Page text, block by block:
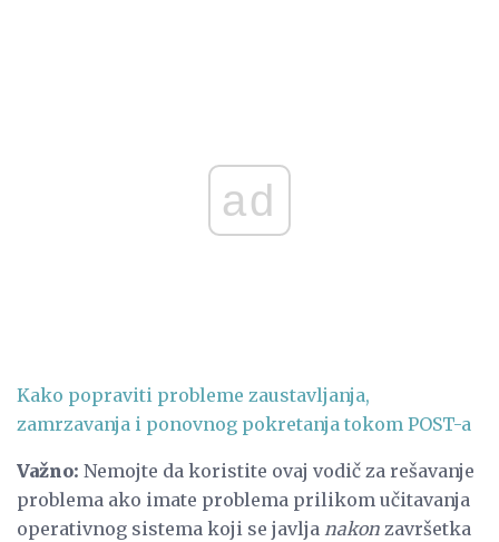
ad
Kako popraviti probleme zaustavljanja,
zamrzavanja i ponovnog pokretanja tokom POST-a
Važno: Nemojte da koristite ovaj vodič za rešavanje
problema ako imate problema prilikom učitavanja
operativnog sistema koji se javlja nakon završetka